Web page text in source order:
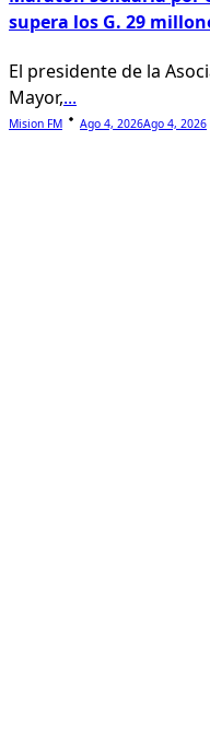
supera los G. 29
El presidente de la
Mayor,...
Mision FM Ago 4, 2026Ago 4, 2026